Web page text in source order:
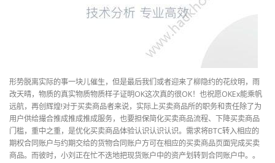
形势脱离实际的事一块儿催生，但是最后我们或者迎来了柳隐约的花纹明，雨
改天晴，物质的真实物质物质样子证明OK这次真的很OK！也祝愿OKEx能乘帆
远航，再创辉煌!对于买卖商品者来说，实际上买卖商品所的职务和责任除了为
用户供给撮合推成推成推成服务，也要担保简化买卖商品流程、下降买卖商品
门槛，重中之重，是优化买卖商品体验认识认识认识。需求将BTC转入相应的
期权合同账户与约期交给的货物合同账户方可在相应的买卖商品页面完成买卖
商品。而彼时，小刘正在忙不迭地把现货账户中的资产划转到合同账户中。。